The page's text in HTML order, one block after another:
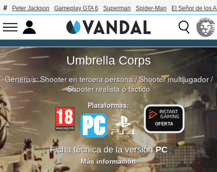
Peter Jackson Gameplay GTA 6 Superman Spider-Man El Señor de los
Umbrella Corps
Género/s:Shooter en tercera persona/Shooter multijugador/
Shooter realista ó táctico
Plataformas:
OFERTA
Ficha técnica de la versiónPC
Más información